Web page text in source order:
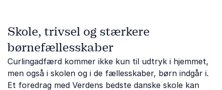
Skole, trivsel og stærkere
børnefællesskaber
Curlingadfærd kommer ikke kun til udtryk i hjemmet,
men også i skolen og i de fællesskaber, børn indgår i.
Et foredrag med Verdens bedste danske skole kan